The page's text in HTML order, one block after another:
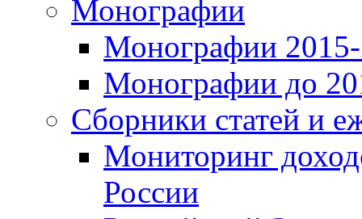
Монографии
Монографии 2015-
Монографии до
Сборники статей и
Мониторинг
России